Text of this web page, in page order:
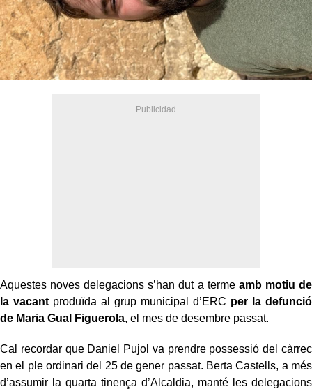
Aquestes noves delegacions s’han dut a terme amb motiu de
la vacant produïda al grup municipal d’ERC per la defunció
de Maria Gual Figuerola, el mes de desembre passat.
Cal recordar que Daniel Pujol va prendre possessió del càrrec
en el ple ordinari del 25 de gener passat. Berta Castells, a més
d’assumir la quarta tinença d’Alcaldia, manté les delegacions